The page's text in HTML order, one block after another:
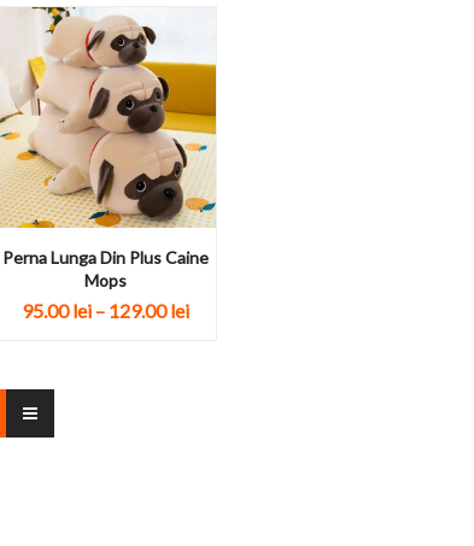
Perna Lunga Din Plus Caine
Mops
95.00lei – 129.00lei